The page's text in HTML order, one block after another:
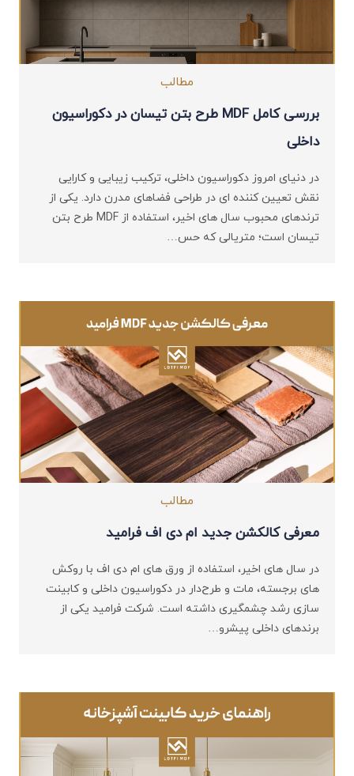
مطالب
بررسی کامل MDF طرح بتن تیسان در دکوراسیون
داخلی
در دنیای امروز دکوراسیون داخلی، ترکیب زیبایی و کارایی
نقش تعیین‌ کننده ‌ای در طراحی فضاهای مدرن دارد. یکی از
ترندهای محبوب سال‌ های اخیر، استفاده از MDF طرح بتن
تیسان است؛ متریالی که حس…
مطالب
معرفی کالکشن جدید ام‌ دی ‌اف فرامید
در سال ‌های اخیر، استفاده از ورق ‌های ام ‌دی ‌اف با روکش
‌های برجسته، مات و طرح‌دار در دکوراسیون داخلی و کابینت
‌سازی رشد چشمگیری داشته است. شرکت فرامید یکی از
برندهای داخلی پیشرو…